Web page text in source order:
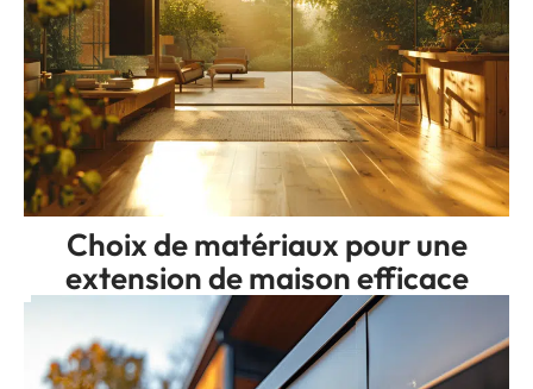
Choix de matériaux pour une
extension de maison efficace